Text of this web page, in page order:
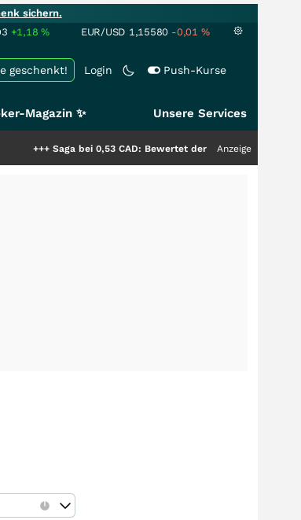
sichern.
+1,18% EUR/USD 1,15580 -0,01 %
Login Push-Kurse
geschenkt!
Magazin ✨ Unsere Services
Saga bei 0,53 CAD: Bewertet der Markt noch immer nur
Anzeige